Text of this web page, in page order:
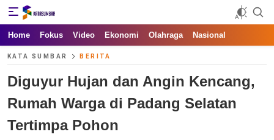
Kata Sumbar
Berita Sumbar Hari Ini
Home Fokus Video Ekonomi Olahraga Nasional
KATA SUMBAR BERITA
Diguyur Hujan dan Angin Kencang,
Rumah Warga di Padang Selatan
Tertimpa Pohon